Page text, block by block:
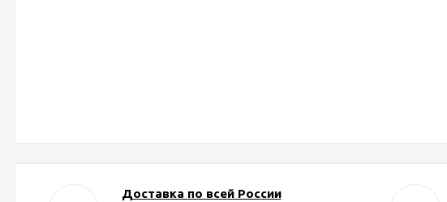
Доставка по всей России